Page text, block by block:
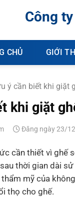
Công
CHỦ GIỚI
ý cần biết khi giặt
khi giặt
Đăng ngày 23/
cần thiết vì ghế
thời gian dài
mỹ của
thọ cho ghế.